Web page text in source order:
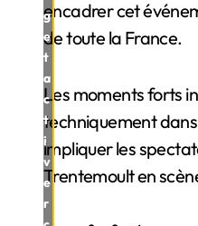
g
e
t
a
c
t
i
v
e
r
encadrer cet
de toute la France.
Les moments forts
techniquement
impliquer les
Trentemoult en